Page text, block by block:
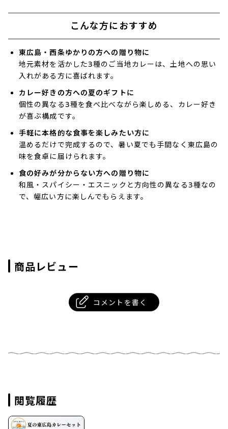
こんな方におすすめ
東広島・西条ゆかりの方への贈り物に
地元素材を活かした3種のご当地カレーは、土地への思い
入れがある方に喜ばれます。
カレー好きの方への夏のギフトに
個性の異なる3種を食べ比べながら楽しめる、カレー好き
が喜ぶ構成です。
手軽に本格的な食事を楽しみたい方に
温めるだけで完成するので、暑い夏でも手間なく東広島の
味を食卓に届けられます。
食の好みが分からない方への贈り物に
和風・スパイシー・エスニックと方向性の異なる3種なの
で、幅広い方に楽しんでもらえます。
商品レビュー
コメントを書く
閲覧履歴